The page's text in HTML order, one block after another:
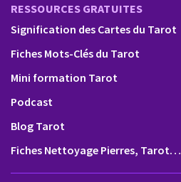
RESSOURCES GRATUITES
Signification des Cartes du Tarot
Fiches Mots-Clés du Tarot
Mini formation Tarot
Podcast
Blog Tarot
Fiches Nettoyage Pierres, Tarot…